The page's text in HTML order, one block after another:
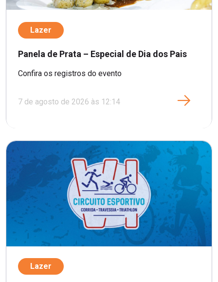
Lazer
Panela de Prata – Especial de Dia dos Pais
Confira os registros do evento
7 de agosto de 2026 às 12:14
Lazer